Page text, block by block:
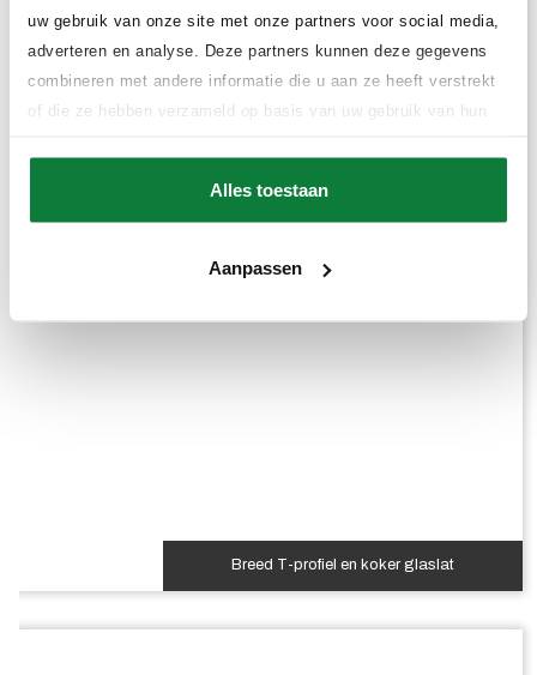
uw gebruik van onze site met onze partners voor social media,
adverteren en analyse. Deze partners kunnen deze gegevens
combineren met andere informatie die u aan ze heeft verstrekt
of die ze hebben verzameld op basis van uw gebruik van hun
Alles toestaan
Aanpassen
Breed T-profiel en koker glaslat